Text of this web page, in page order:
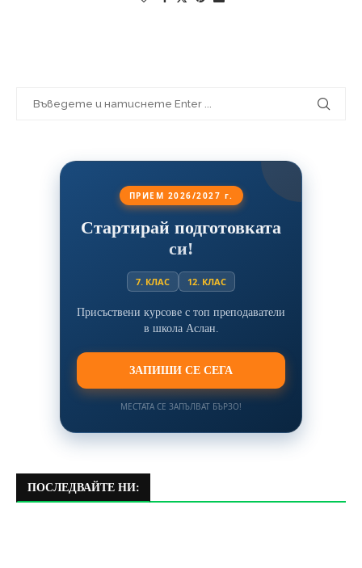
ПРИЕМ 2026/2027 г.
Стартирай подготовката
си!
7. КЛАС 12. КЛАС
Присъствени курсове с топ преподаватели
в школа Аслан.
ЗАПИШИ СЕ СЕГА
МЕСТАТА СЕ ЗАПЪЛВАТ БЪРЗО!
ПОСЛЕДВАЙТЕ НИ: